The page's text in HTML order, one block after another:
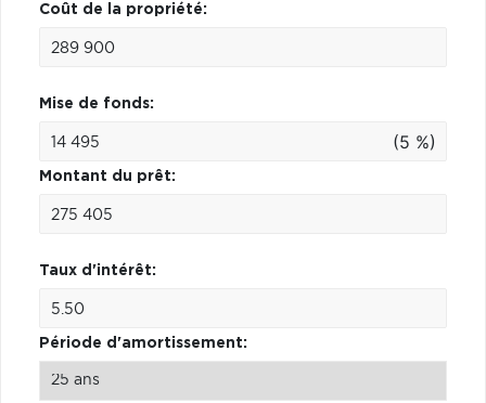
Coût de la propriété:
Mise de fonds:
(5 %)
Montant du prêt:
Taux d'intérêt:
Période d'amortissement: